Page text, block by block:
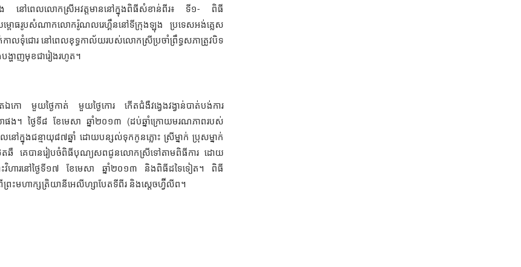
ខ្លាំង នៅពេលលោកស្រីអវត្តមាននៅក្នុងពិធីសំខាន់ពីរ៖ ទី១- ពិធី
ពោធរូបសំណាកលោករ៉ូណលរេហ្គឹននៅទីក្រុងឡុង ប្រទេសអង់គ្លេស
ទុំជោរ នៅពេលខុទ្ធកាល័យរបស់លោកស្រីប្រចាំព្រឹទ្ធសភាត្រូវបិទ
ង្ហាញមុខជារៀងរហូត។
មួយថ្ងៃកាត់ មួយថ្ងៃកោរ កើតជំងឺវង្វេងវង្វាន់បាត់បង់ការ
ង។ ថ្ងៃទី៨ ខែមេសា ឆ្នាំ២០១៣ (ដប់ឆ្នាំក្រោយមរណភាពរបស់
ក្នុងជន្មាយុ៨៧ឆ្នាំ ដោយបន្សល់ទុកកូនភ្លោះ ស្រីម្នាក់ ប្រុសម្នាក់
តឆឺ គេបានរៀបចំពិធីបុណ្យសពជូនលោកស្រីទៅតាមពិធីការ ដោយ
វិហារនៅថ្ងៃទី១៧ ខែមេសា ឆ្នាំ២០១៣ និងពិធីដទៃទៀត។ ពិធី
ះមហាក្សត្រិយានីអេលីហ្សាបែតទីពីរ និងស្ដេចហ្វ៊ីលីព។